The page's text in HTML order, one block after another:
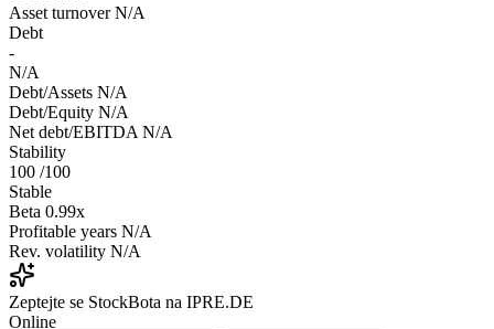
Asset turnover N/A
Debt
-
N/A
Debt/Assets N/A
Debt/Equity N/A
Net debt/EBITDA N/A
Stability
100 /100
Stable
Beta 0.99x
Profitable years N/A
Rev. volatility N/A
Zeptejte se StockBota na IPRE.DE
Online